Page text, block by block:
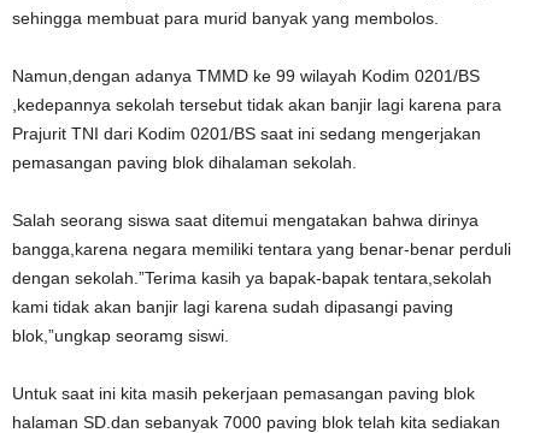
sehingga membuat para murid banyak yang membolos.
Namun,dengan adanya TMMD ke 99 wilayah Kodim 0201/BS
,kedepannya sekolah tersebut tidak akan banjir lagi karena para
Prajurit TNI dari Kodim 0201/BS saat ini sedang mengerjakan
pemasangan paving blok dihalaman sekolah.
Salah seorang siswa saat ditemui mengatakan bahwa dirinya
bangga,karena negara memiliki tentara yang benar-benar perduli
dengan sekolah.”Terima kasih ya bapak-bapak tentara,sekolah
kami tidak akan banjir lagi karena sudah dipasangi paving
blok,”ungkap seoramg siswi.
Untuk saat ini kita masih pekerjaan pemasangan paving blok
halaman SD.dan sebanyak 7000 paving blok telah kita sediakan